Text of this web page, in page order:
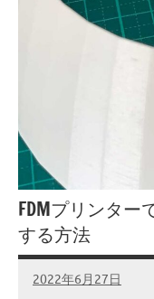
FDMプリンター
する方法
2022年6月27日
admin
No